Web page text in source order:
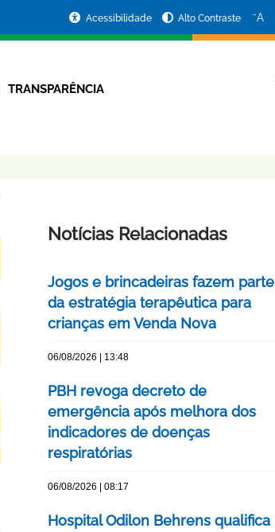
Acessibilidade Alto Contraste −A
TRANSPARÊNCIA
Notícias Relacionadas
Jogos e brincadeiras fazem parte
da estratégia terapêutica para
crianças em Venda Nova
06/08/2026 | 13:48
PBH revoga decreto de
emergência após melhora dos
indicadores de doenças
respiratórias
06/08/2026 | 08:17
Hospital Odilon Behrens qualifica